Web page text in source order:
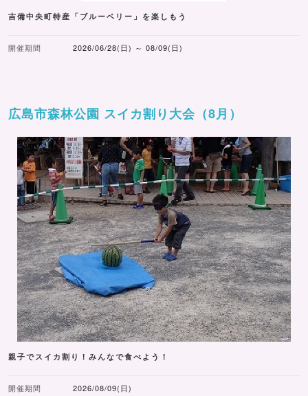
吉備中央町特産「ブルーベリー」を楽しもう
開催期間 2026/06/28(日) ～ 08/09(日)
広島市森林公園 スイカ割り大会（8月）
親子でスイカ割り！みんなで食べよう！
開催期間 2026/08/09(日)